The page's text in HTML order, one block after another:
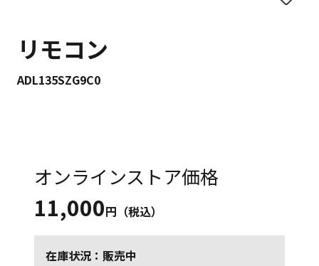
リモコン
ADL135SZG9C0
オンラインストア価格
11,000円（税込）
在庫状況：販売中